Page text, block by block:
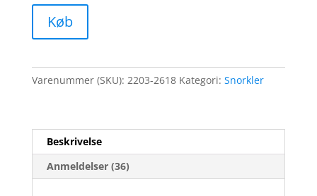
Køb
Varenummer (SKU): 2203-2618 Kategori: Snorkler
Beskrivelse
Anmeldelser (36)